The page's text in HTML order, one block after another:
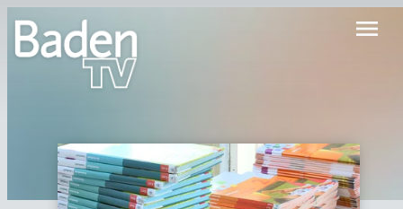
menu